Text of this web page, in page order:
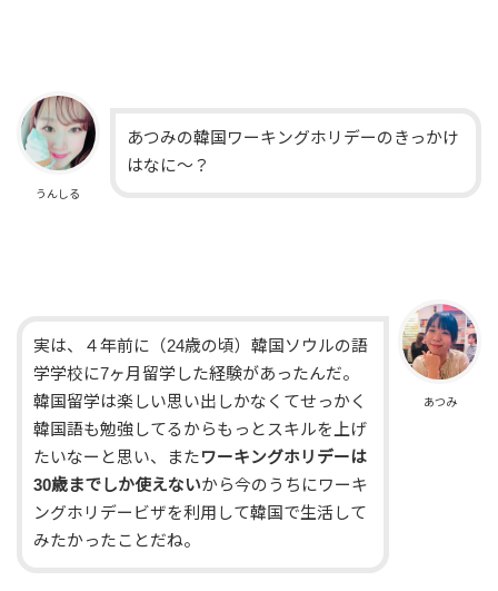
うんしる
あつみの韓国ワーキングホリデーのきっかけ
はなに～？
あつみ
実は、４年前に（24歳の頃）韓国ソウルの語
学学校に7ヶ月留学した経験があったんだ。
韓国留学は楽しい思い出しかなくてせっかく
韓国語も勉強してるからもっとスキルを上げ
たいなーと思い、またワーキングホリデーは
30歳までしか使えないから今のうちにワーキ
ングホリデービザを利用して韓国で生活して
みたかったことだね。